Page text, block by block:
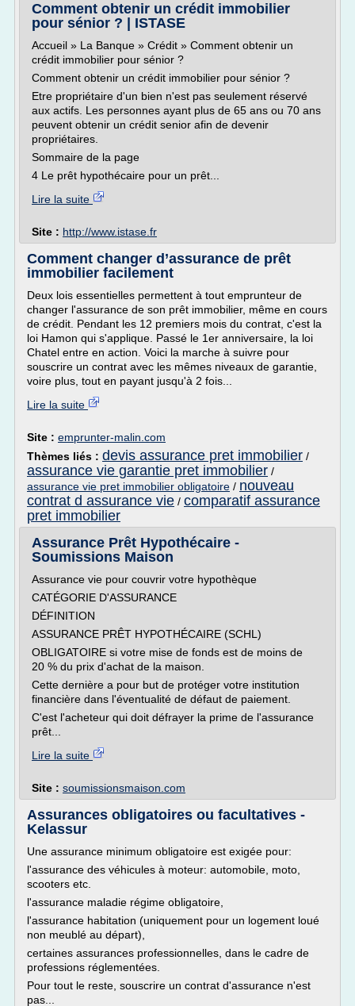
Comment obtenir un crédit immobilier
pour sénior ? | ISTASE
Accueil » La Banque » Crédit » Comment obtenir un
crédit immobilier pour sénior ?
Comment obtenir un crédit immobilier pour sénior ?
Etre propriétaire d'un bien n'est pas seulement réservé
aux actifs. Les personnes ayant plus de 65 ans ou 70 ans
peuvent obtenir un crédit senior afin de devenir
propriétaires.
Sommaire de la page
4 Le prêt hypothécaire pour un prêt...
Lire la suite
Site : http://www.istase.fr
Comment changer d’assurance de prêt
immobilier facilement
Deux lois essentielles permettent à tout emprunteur de
changer l'assurance de son prêt immobilier, même en cours
de crédit. Pendant les 12 premiers mois du contrat, c'est la
loi Hamon qui s'applique. Passé le 1er anniversaire, la loi
Chatel entre en action. Voici la marche à suivre pour
souscrire un contrat avec les mêmes niveaux de garantie,
voire plus, tout en payant jusqu'à 2 fois...
Lire la suite
Site : emprunter-malin.com
Thèmes liés : devis assurance pret immobilier /
assurance vie garantie pret immobilier /
assurance vie pret immobilier obligatoire / nouveau
contrat d assurance vie / comparatif assurance
pret immobilier
Assurance Prêt Hypothécaire -
Soumissions Maison
Assurance vie pour couvrir votre hypothèque
CATÉGORIE D'ASSURANCE
DÉFINITION
ASSURANCE PRÊT HYPOTHÉCAIRE (SCHL)
OBLIGATOIRE si votre mise de fonds est de moins de
20 % du prix d'achat de la maison.
Cette dernière a pour but de protéger votre institution
financière dans l'éventualité de défaut de paiement.
C'est l'acheteur qui doit défrayer la prime de l'assurance
prêt...
Lire la suite
Site : soumissionsmaison.com
Assurances obligatoires ou facultatives -
Kelassur
Une assurance minimum obligatoire est exigée pour:
l'assurance des véhicules à moteur: automobile, moto,
scooters etc.
l'assurance maladie régime obligatoire,
l'assurance habitation (uniquement pour un logement loué
non meublé au départ),
certaines assurances professionnelles, dans le cadre de
professions réglementées.
Pour tout le reste, souscrire un contrat d'assurance n'est
pas...